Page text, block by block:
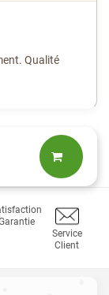
Qualité
Service
Client